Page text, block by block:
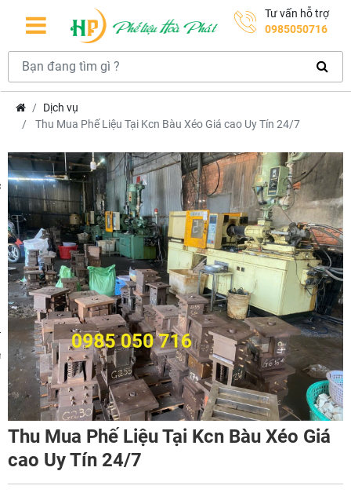
Tư vấn hỗ trợ
0985050716
Dịch vụ
Thu Mua Phế Liệu Tại Kcn Bàu Xéo Giá cao Uy Tín 24/7
Thu Mua Phế Liệu Tại Kcn Bàu Xéo Giá
cao Uy Tín 24/7